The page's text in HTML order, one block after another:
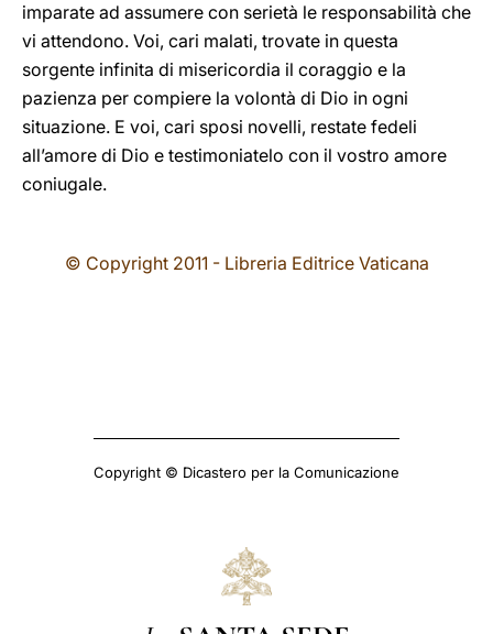
imparate ad assumere con serietà le responsabilità che
vi attendono. Voi, cari malati, trovate in questa
sorgente infinita di misericordia il coraggio e la
pazienza per compiere la volontà di Dio in ogni
situazione. E voi, cari sposi novelli, restate fedeli
all’amore di Dio e testimoniatelo con il vostro amore
coniugale.
© Copyright 2011 - Libreria Editrice Vaticana
Copyright © Dicastero per la Comunicazione